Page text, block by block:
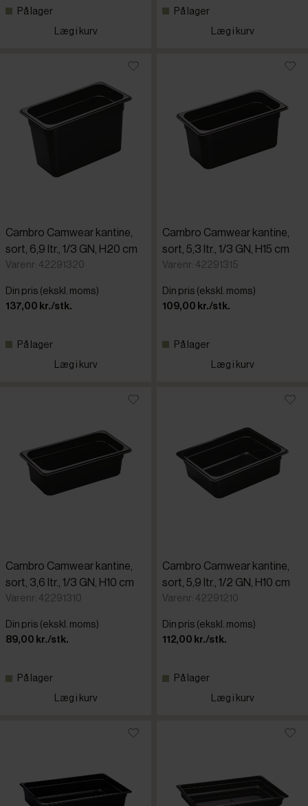
På lager
Læg i kurv
På lager
Læg i kurv
Cambro Camwear kantine,
sort, 6,9 ltr., 1/3 GN, H20 cm
Varenr: 42291320
Din pris (ekskl. moms)
137,00 kr./stk.
På lager
Læg i kurv
Cambro Camwear kantine,
sort, 5,3 ltr., 1/3 GN, H15 cm
Varenr: 42291315
Din pris (ekskl. moms)
109,00 kr./stk.
På lager
Læg i kurv
Cambro Camwear kantine,
sort, 3,6 ltr., 1/3 GN, H10 cm
Varenr: 42291310
Din pris (ekskl. moms)
89,00 kr./stk.
På lager
Læg i kurv
Cambro Camwear kantine,
sort, 5,9 ltr., 1/2 GN, H10 cm
Varenr: 42291210
Din pris (ekskl. moms)
112,00 kr./stk.
På lager
Læg i kurv